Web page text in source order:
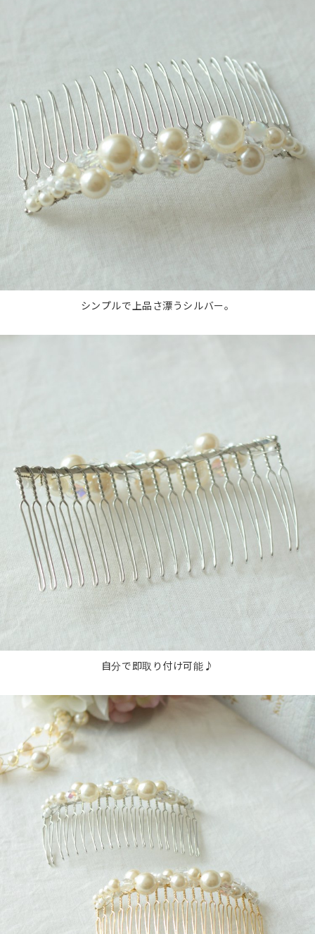
シンプルで上品さ漂うシルバー。
自分で即取り付け可能♪